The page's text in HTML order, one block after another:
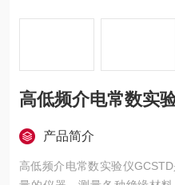
高低频介电常数实
产品简介
高低频介电常数实验仪